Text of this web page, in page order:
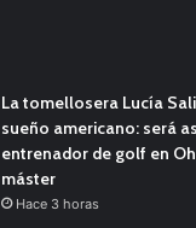
La tomellosera Lucía
sueño americano: será
entrenador de golf en
máster
Hace 3 horas